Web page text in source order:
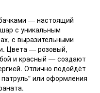
— настоящий
с уникальным
с выразительными
Цвета — розовый,
и красный — создают
Отлично подойдёт
или оформления